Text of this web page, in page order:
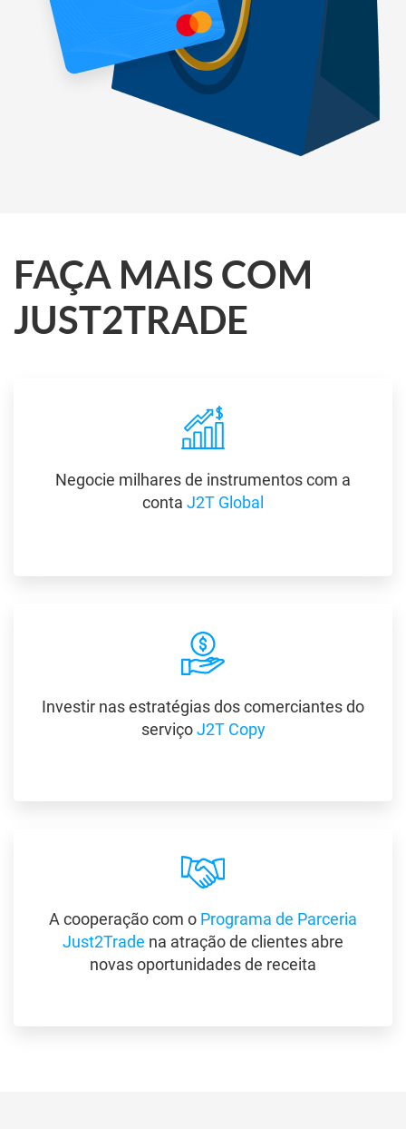
FAÇA MAIS COM
JUST2TRADE
Negocie milhares de instrumentos com a
conta J2T Global
Investir nas estratégias dos comerciantes do
serviçoJ2T Copy
A cooperação com o Programa de Parceria
Just2Trade na atração de clientes abre
novas oportunidades de receita